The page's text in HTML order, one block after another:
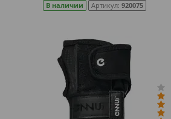
В наличии Артикул:920075